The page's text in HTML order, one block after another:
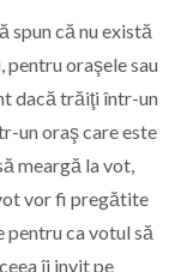
spun că nu există
oraşele sau
dacă trăiţi într-un
un oraş care este
meargă la vot,
vor fi pregătite
ca votul să
îi invit pe